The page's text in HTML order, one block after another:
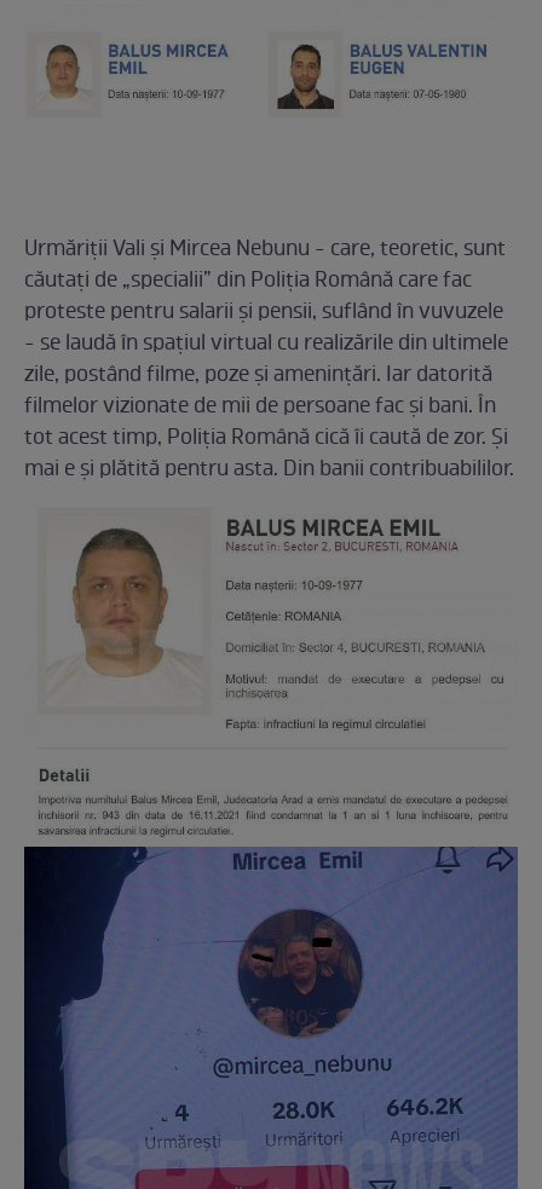
Urmăriții Vali și Mircea Nebunu - care, teoretic, sunt
căutați de „specialii” din Poliția Română care fac
proteste pentru salarii și pensii, suflând în vuvuzele
- se laudă în spațiul virtual cu realizările din ultimele
zile, postând filme, poze și amenințări. Iar datorită
filmelor vizionate de mii de persoane fac și bani. În
tot acest timp, Poliția Română cică îi caută de zor. Și
mai e și plătită pentru asta. Din banii contribuabililor.